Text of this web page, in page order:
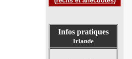
Infos pratiques
Irlande